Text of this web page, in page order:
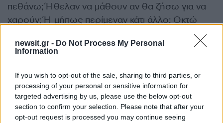
newsit.gr - Do Not Process My Personal
Information
If you wish to opt-out of the sale, sharing to third parties, or
processing of your personal or sensitive information for
targeted advertising by us, please use the below opt-out
section to confirm your selection. Please note that after your
opt-out request is processed you may continue seeing
πεθάνω; Ήθελαν να μάθουν αν θα ζήσω για να
χαρούν; Ή μήπως περίμεναν κάτι άλλο; Οκτώ
μήνες εξετάσεων, φώτισαν πολλά σημεία της
ιστορίας αυτής. Που θα τη μάθετε στο βιβλίο
περίμεναν οι ιδιώτες να χαρούν, και περίμεναν
κάτι άλλο, μήπως αυτό το άλλο έχει κάποια
σχέση, με το σκηνικό που έγινε στο χώρο του
εμβολιασμού μου;», κατέληξε.